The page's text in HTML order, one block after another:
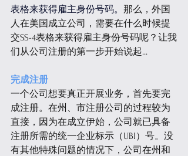
表格来获得雇主身份号码。 那么，外国
人在美国成立公司，需要在什么时候提
交SS-4表格来获得雇主身份号码呢？让我
们从公司注册的第一步开始说起...
完成注册
一个公司想要真正开展业务，首先要完
成注册。在州、市注册公司的过程较为
直接，因为在成立伊始，公司就已具备
注册所需的统一企业标示（UBI）号。没
有其他特殊问题的情况下，公司在州和